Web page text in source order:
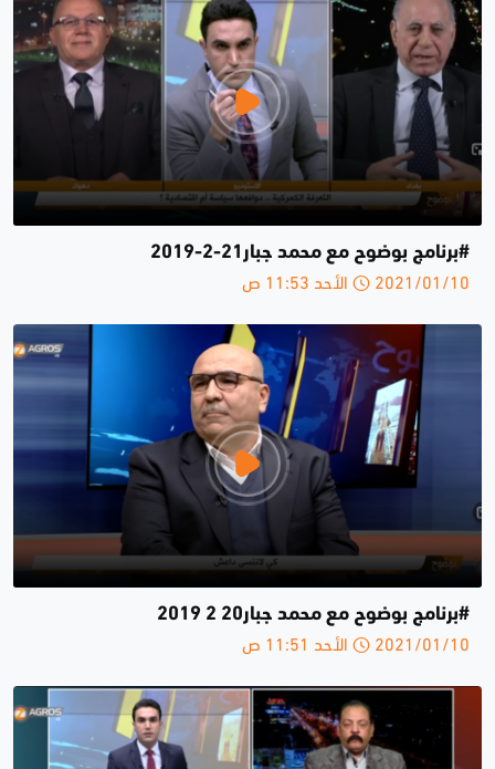
#برنامج بوضوح مع محمد جبار21-2-2019
2021/01/10 الأحد 11:53 ص
#برنامج بوضوح مع محمد جبار20 2 2019
2021/01/10 الأحد 11:51 ص